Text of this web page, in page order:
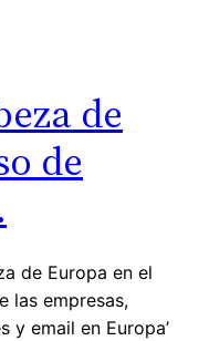
de
de
de Europa en el
las empresas,
y email en Europa’